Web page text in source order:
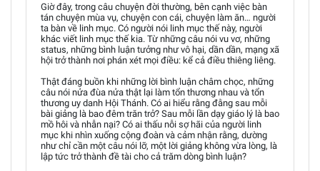
Giờ đây, trong câu chuyện đời thường, bên cạnh việc bàn
tán chuyện mùa vụ, chuyện con cái, chuyện làm ăn… người
ta bàn về linh mục. Có người nói linh mục thế này, người
khác viết linh mục thế kia. Từ những câu nói vu vơ, những
status, những bình luận tưởng như vô hại, dần dần, mạng xã
hội trở thành nơi phán xét mọi điều: kể cả điều thiêng liêng.
Thật đáng buồn khi những lời bình luận châm chọc, những
câu nói nửa đùa nửa thật lại làm tổn thương nhau và tổn
thương uy danh Hội Thánh. Có ai hiểu rằng đằng sau mỗi
bài giảng là bao đêm trăn trở? Sau mỗi lần dạy giáo lý là bao
mồ hôi và nhẫn nại? Có ai thấu nỗi sợ hãi của người linh
mục khi nhìn xuống cộng đoàn và cảm nhận rằng, dường
như chỉ cần một câu nói lỡ, một lời giảng không vừa lòng, là
lập tức trở thành đề tài cho cả trăm dòng bình luận?